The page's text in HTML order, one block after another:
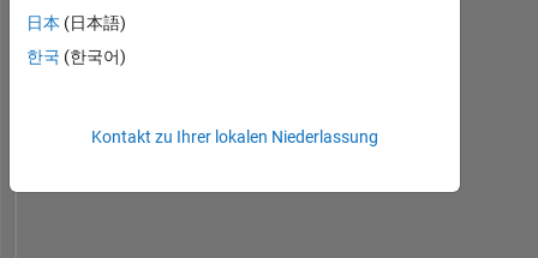
BEITRÄGE
0
日本 (日本語)
한국 (한국어)
Kontakt zu Ihrer lokalen Niederlassung